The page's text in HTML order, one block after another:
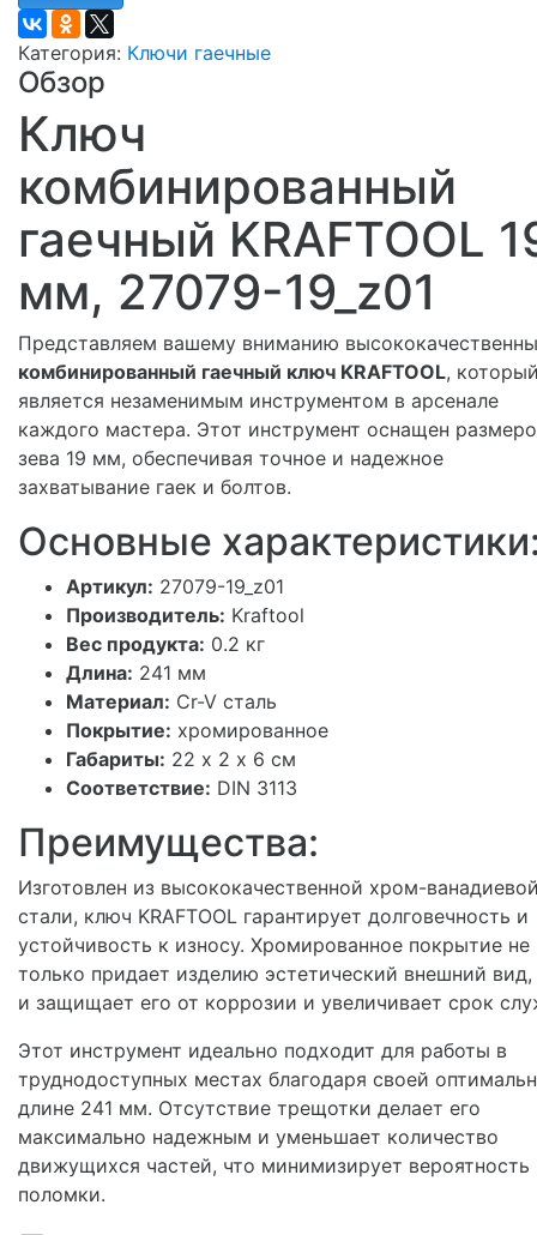
Категория: Ключи гаечные
Обзор
Ключ
комбинированный
гаечный KRAFTOOL
мм, 27079-19_z01
Представляем вашему вниманию
комбинированный гаечный ключ KRAFTOOL,
является незаменимым инструментом в арсенале
каждого мастера. Этот инструмент оснащен
зева 19 мм, обеспечивая точное и надежное
захватывание гаек и болтов.
Основные
Артикул: 27079-19_z01
Производитель: Kraftool
Вес продукта: 0.2 кг
Длина: 241 мм
Материал: Cr-V сталь
Покрытие: хромированное
Габариты: 22 х 2 х 6 см
Соответствие: DIN 3113
Преимущества:
Изготовлен из высококачественной хром-
стали, ключ KRAFTOOL гарантирует долговечность и
устойчивость к износу. Хромированное покрытие не
только придает изделию эстетический внешний вид,
и защищает его от коррозии и увеличивает срок
Этот инструмент идеально подходит для работы в
труднодоступных местах благодаря своей
длине 241 мм. Отсутствие трещотки делает его
максимально надежным и уменьшает количество
движущихся частей, что минимизирует вероятность
поломки.